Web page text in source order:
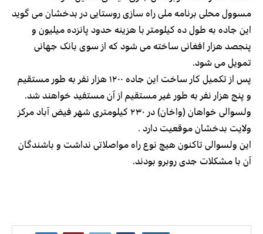
مسوول محلی برنامه ملی راه سازی روستایی در بدخشان می گوید
این جاده به طول ده کیلومتر با هزینه حدود پانزده میلیون و
پنجصد هزار افغانی ساخته می شود که از سوی بانک جهانی
تمویل می شود.
پس از تکمیل کار ساخت این جاده ۱۲۰۰ هزار نفر به طور مستقیم
و پنج هزار نفر به طور غیر مستقیم از آن مستفید خواهند شد.
ولسوالی خواهان (واخان) در ۲۳۰ کیلومتری شهر فیض آباد مرکز
ولایت بدخشان موقعیت دارد .
این ولسوالی تاکنون هیچ نوع راه مواصلاتی نداشت و باشندگان
آن با مشکلات جدی روبرو بودند.